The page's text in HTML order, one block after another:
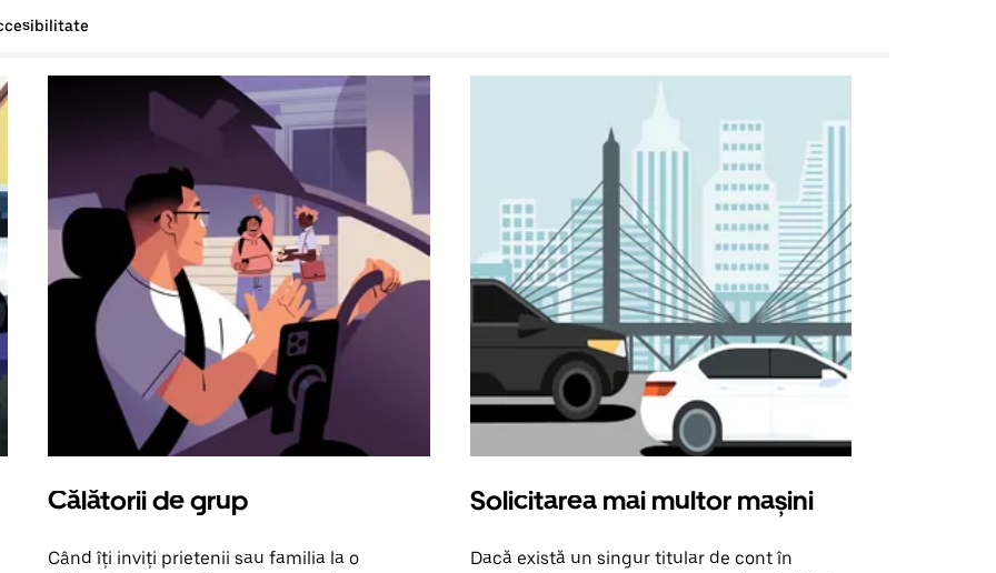
Călătorii de grup
Când îți inviți prietenii sau familia la o
Solicitarea mai multor mașini
Dacă există un singur titular de cont în